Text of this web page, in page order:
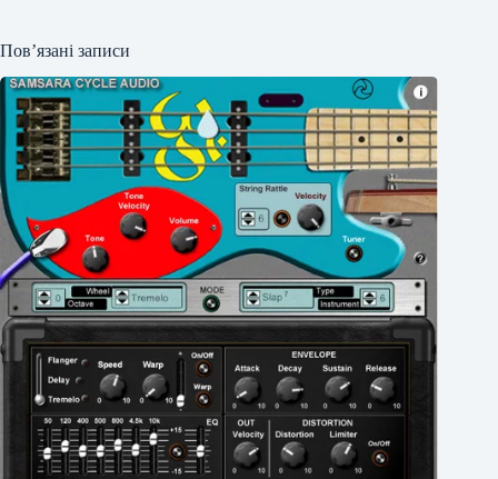
Пов’язані записи